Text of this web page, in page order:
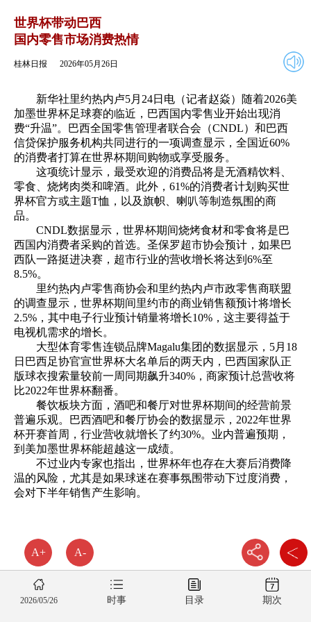
A+ A-
世界杯带动巴西
国内零售市场消费热情
桂林日报 2026年05月26日
新华社里约热内卢5月24日电（记者赵焱）随着2026美
加墨世界杯足球赛的临近，巴西国内零售业开始出现消
费“升温”。巴西全国零售管理者联合会（CNDL）和巴西
信贷保护服务机构共同进行的一项调查显示，全国近60%
的消费者打算在世界杯期间购物或享受服务。
这项统计显示，最受欢迎的消费品将是无酒精饮料、
零食、烧烤肉类和啤酒。此外，61%的消费者计划购买世
界杯官方或主题T恤，以及旗帜、喇叭等制造氛围的商
品。
CNDL数据显示，世界杯期间烧烤食材和零食将是巴
西国内消费者采购的首选。圣保罗超市协会预计，如果巴
西队一路挺进决赛，超市行业的营收增长将达到6%至
8.5%。
里约热内卢零售商协会和里约热内卢市政零售商联盟
的调查显示，世界杯期间里约市的商业销售额预计将增长
2.5%，其中电子行业预计销量将增长10%，这主要得益于
电视机需求的增长。
大型体育零售连锁品牌Magalu集团的数据显示，5月18
日巴西足协官宣世界杯大名单后的两天内，巴西国家队正
版球衣搜索量较前一周同期飙升340%，商家预计总营收将
比2022年世界杯翻番。
餐饮板块方面，酒吧和餐厅对世界杯期间的经营前景
普遍乐观。巴西酒吧和餐厅协会的数据显示，2022年世界
杯开赛首周，行业营收就增长了约30%。业内普遍预期，
到美加墨世界杯能超越这一成绩。
不过业内专家也指出，世界杯年也存在大赛后消费降
温的风险，尤其是如果球迷在赛事氛围带动下过度消费，
会对下半年销售产生影响。
2026/05/26 时事 目录 期次